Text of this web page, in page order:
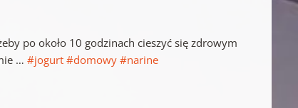
po około 10 godzinach cieszyć się zdrowym
…#jogurt #domowy #narine